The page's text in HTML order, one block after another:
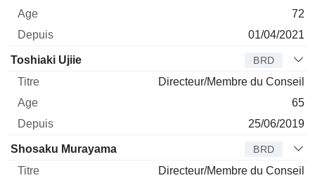
72
01/04/2021
Toshiaki Ujiie BRD
Directeur/Membre du Conseil
65
25/06/2019
Shosaku Murayama BRD
Directeur/Membre du Conseil